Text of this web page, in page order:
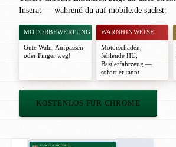
Inserat — während du auf mobile.de suchst:
MOTORBEWERTUNG
Gute Wahl
Aufpassen
oder Finger weg!
WARNHINWEISE
Motorschaden,
fehlende HU,
Bastlerfahrzeug —
sofort erkannt.
KOSTENLOS FÜR CHROME